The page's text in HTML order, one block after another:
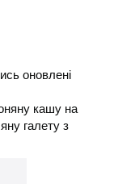
оновлені
кашу на
галету з